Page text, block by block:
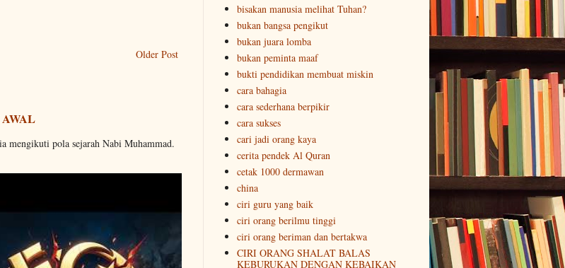
Older Post
mengikuti pola sejarah Nabi Muhammad.
bisakan manusia melihat Tuhan?
bukan bangsa pengikut
bukan juara lomba
bukan peminta maaf
bukti pendidikan membuat miskin
cara bahagia
cara sederhana berpikir
cara sukses
cari jadi orang kaya
cerita pendek Al Quran
cetak 1000 dermawan
china
ciri guru yang baik
ciri orang berilmu tinggi
ciri orang beriman dan bertakwa
CIRI ORANG SHALAT BALAS
KEBURUKAN DENGAN KEBAIKAN